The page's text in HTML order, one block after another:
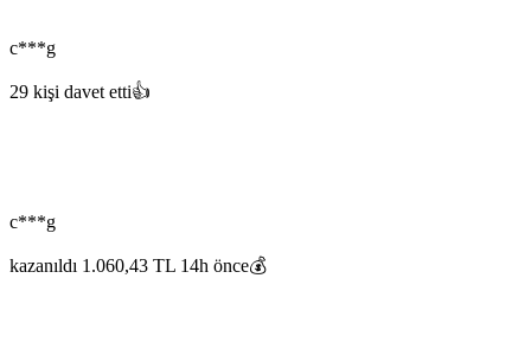
c***g
29 kişi davet etti👍
c***g
kazanıldı 1.060,43 TL 14h önce💰